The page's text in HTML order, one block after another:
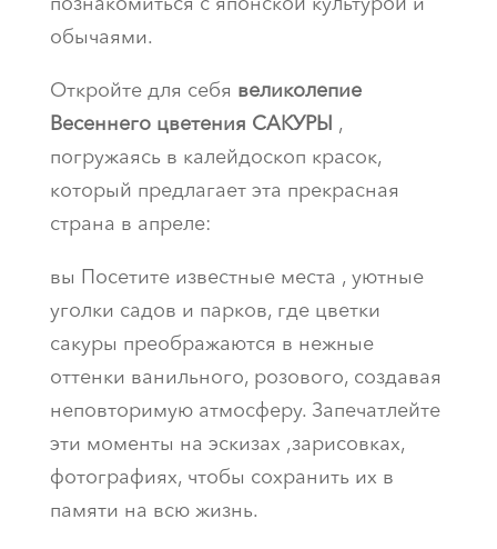
обычаями.
Откройте для себя великолепие
Весеннего цветения САКУРЫ ,
погружаясь в калейдоскоп красок,
который предлагает эта прекрасная
страна в апреле:
вы Посетите известные места , уютные
уголки садов и парков, где цветки
сакуры преображаются в нежные
оттенки ванильного, розового, создавая
неповторимую атмосферу. Запечатлейте
эти моменты на эскизах ,зарисовках,
фотографиях, чтобы сохранить их в
памяти на всю жизнь.